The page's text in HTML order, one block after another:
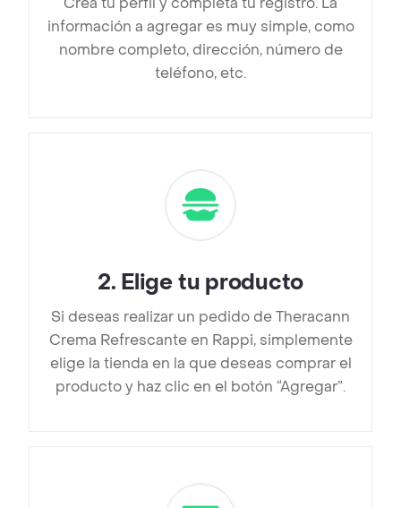
información a agregar es muy simple, como
nombre completo, dirección, número de
teléfono, etc.
2. Elige tu producto
Si deseas realizar un pedido de Theracann
Crema Refrescante en Rappi, simplemente
elige la tienda en la que deseas comprar el
producto y haz clic en el botón “Agregar”.